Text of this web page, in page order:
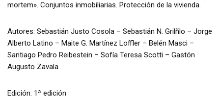
mortem». Conjuntos inmobiliarias. Protección de la vivienda.
Autores: Sebastián Justo Cosola – Sebastián N. Grilñlo – Jorge
Alberto Latino – Maite G. Martínez Loffler – Belén Masci –
Santiago Pedro Reibestein – Sofía Teresa Scotti – Gastón
Augusto Zavala
Edición: 1ª edición